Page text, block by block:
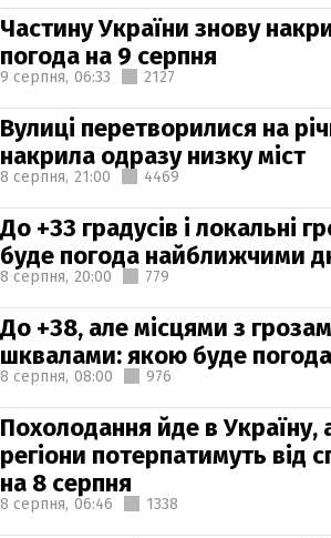
Частину України знову
погода на 9 серпня
9 серпня, 06:33 2127
Вулиці перетворилися на
накрила одразу низку міст
8 серпня, 21:00 4469
До +33 градусів і локальні
буде погода найближчими
8 серпня, 20:00 779
До +38, але місцями з
шквалами: якою буде
8 серпня, 08:00 976
Похолодання йде в Україну,
регіони потерпатимуть від
на 8 серпня
8 серпня, 06:46 1338